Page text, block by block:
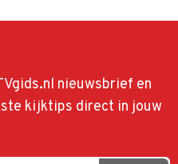
nieuwsbrief en
kijktips direct in jouw